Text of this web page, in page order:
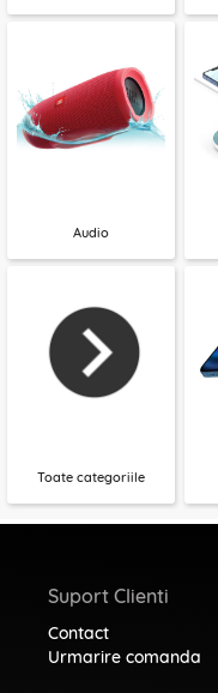
Audio
Toate categoriile
Suport Clienti
Contact
Urmarire comanda